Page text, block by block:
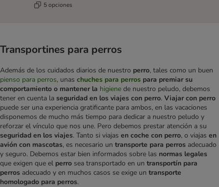
5 opciones
Transportines para perros
Además de los cuidados diarios de nuestro perro, tales como un buen
pienso para perros, unas chuches para perros para premiar su
comportamiento o mantener la higiene de nuestro peludo, debemos
tener en cuenta la seguridad en los viajes con perro. Viajar con perro
puede ser una experiencia gratificante para ambos, en las vacaciones
disponemos de mucho más tiempo para dedicar a nuestro peludo y
reforzar el vínculo que nos une. Pero debemos prestar atención a su
seguridad en los viajes. Tanto si viajas en coche con perro, o viajas en
avión con mascotas, es necesario un transporte para perros adecuado
y seguro. Debemos estar bien informados sobre las normas legales
que exigen que el perro sea transportado en un transportín para
perros adecuado y en muchos casos se exige un transporte
homologado para perros.